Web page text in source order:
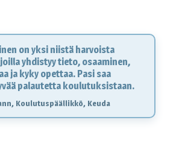
on yksi niistä harvoista
yhdistyy tieto, osaaminen,
ja kyky opettaa. Pasi saa
palautetta koulutuksistaan.
Koulutuspäällikkö, Keuda